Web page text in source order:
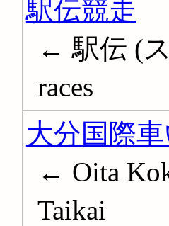
駅伝競走
← 駅伝 (
races
大分国際
← Oita
Taikai